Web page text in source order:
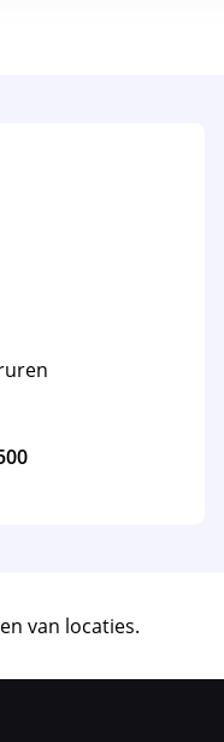
van locaties.